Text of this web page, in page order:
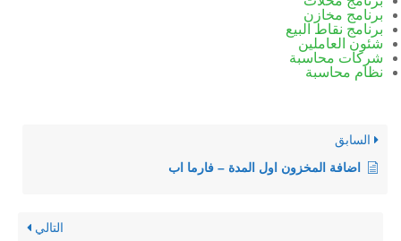
برنامج مخازن
برنامج نقاط البيع
شئون العاملين
شركات محاسبة
نظام محاسبة
السابق
اضافة المخزون اول المدة – فارما اب
التالي